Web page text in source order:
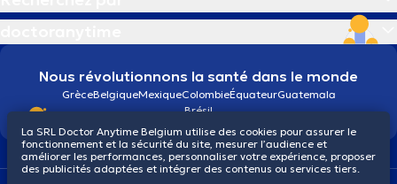
Nous révolutionnons la santé dans le monde
GrèceBelgiqueMexiqueColombieÉquateurGuatemala
Brésil
La SRL Doctor Anytime Belgium utilise des cookies pour assurer le
fonctionnement et la sécurité du site, mesurer l’audience et
améliorer les performances, personnaliser votre expérience, proposer
des publicités adaptées et intégrer des contenus ou services tiers.